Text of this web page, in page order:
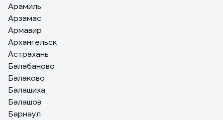
Арамиль
Арзамас
Армавир
Архангельск
Астрахань
Балабаново
Балаково
Балашиха
Балашов
Барнаул